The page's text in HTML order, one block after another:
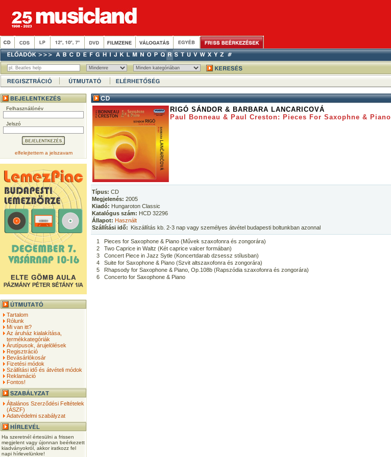
Felhasználónév
Jelszó
elfelejtettem a jelszavam
Tartalom
Rólunk
Mi van itt?
Az áruház kialakítása,
termékkategóriák
Árutípusok, árujelölések
Regisztráció
Bevásárlókosár
Fizetési módok
Szállítási idő és átvételi módok
Reklamáció
Fontos!
Általános Szerződési Feltételek
(ÁSZF)
Adatvédelmi szabályzat
Ha szeretnél értesülni a frissen
megjelent vagy újonnan beérkezett
kiadványokról, akkor iratkozz fel
napi hírlevelünkre!
RIGÓ SÁNDOR & BARBARA LANCARICOVÁ
Paul Bonneau & Paul Creston: Pieces For Saxophne & Piano
Típus: CD
Megjelenés: 2005
Kiadó: Hungaroton Classic
Katalógus szám: HCD 32296
Állapot: Használt
Szállítási idő: Kiszállítás kb. 2-3 nap vagy személyes átvétel budapesti boltunkban azonnal
1
Pieces for Saxophone & Piano (Művek szaxofonra és zongorára)
2
Two Caprice in Waltz (Két caprice valcer formában)
3
Concert Piece in Jazz Sytle (Koncertdarab dzsessz stílusban)
4
Suite for Saxophone & Piano (Szvit altszaxofonra és zongorára)
5
Rhapsody for Saxophone & Piano, Op.108b (Rapszódia szaxofonra és zongorára)
6
Concerto for Saxophone & Piano